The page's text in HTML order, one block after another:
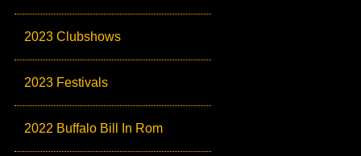
2023 Clubshows
2023 Festivals
2022 Buffalo Bill In Rom